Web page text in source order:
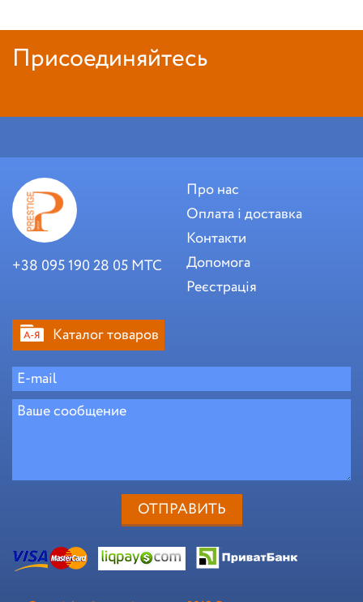
Присоединяйтесь
+38 095 190 28 05 МТС
Про нас
Оплата і доставка
Контакти
Допомога
Реєстрація
Каталог товаров